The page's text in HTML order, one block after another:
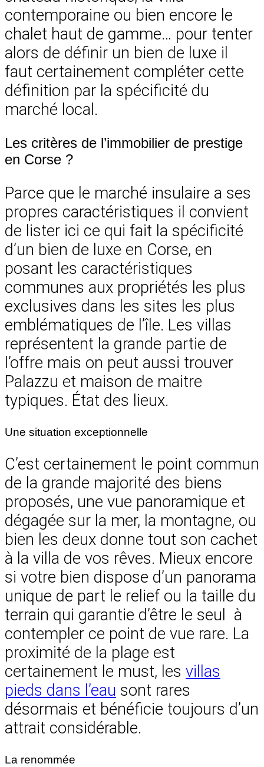
contemporaine ou bien encore le
chalet haut de gamme… pour tenter
alors de définir un bien de luxe il
faut certainement compléter cette
définition par la spécificité du
marché local.
Les critères de l’immobilier de prestige
en Corse ?
Parce que le marché insulaire a ses
propres caractéristiques il convient
de lister ici ce qui fait la spécificité
d’un bien de luxe en Corse, en
posant les caractéristiques
communes aux propriétés les plus
exclusives dans les sites les plus
emblématiques de l’île. Les villas
représentent la grande partie de
l’offre mais on peut aussi trouver
Palazzu et maison de maitre
typiques. État des lieux.
Une situation exceptionnelle
C’est certainement le point commun
de la grande majorité des biens
proposés, une vue panoramique et
dégagée sur la mer, la montagne, ou
bien les deux donne tout son cachet
à la villa de vos rêves. Mieux encore
si votre bien dispose d’un panorama
unique de part le relief ou la taille du
terrain qui garantie d’être le seul à
contempler ce point de vue rare. La
proximité de la plage est
certainement le must, les villas
pieds dans l’eau sont rares
désormais et bénéficie toujours d’un
attrait considérable.
La renommée